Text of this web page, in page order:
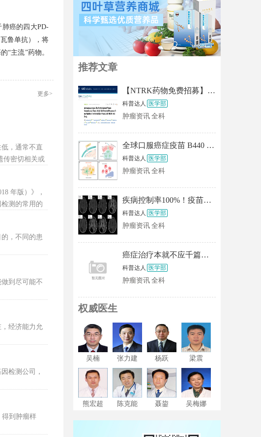
癌的四大PD-
鲁单抗），将
“主流”药物。
更多>
，通常不直
传密切相关或
病理检测明
年版）》，
测的常用的
，不同的患
到尽可能不
经济能力允
检测公司，
得到肿瘤样
推荐文章
【NTRK药物免费招募】新一代靶向药TL118终于启动临床！现正招募实体瘤/中枢神经系统肿瘤患者！
科普达人 医学部
肿瘤资讯 全科
全球口服癌症疫苗 B440 挺进 Ⅱ 期——无针头、可居家、能把"免疫针耐药"的
科普达人 医学部
肿瘤资讯 全科
疾病控制率100%！疫苗、CAR-T、NK改写“死亡剧本”！2026脑瘤五大颠覆性疗法盘点
科普达人 医学部
肿瘤资讯 全科
癌症治疗本就不应千篇一律，揭秘mRNA癌症疫苗XH001，AI定制的专属“抗癌护卫”
科普达人 医学部
肿瘤资讯 全科
权威医生
吴楠 张力建 杨跃 梁震
熊宏超 陈克能 聂鋆 吴梅娜